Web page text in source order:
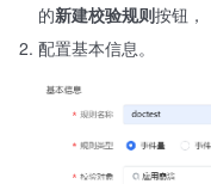
的新建校验规则按钮，
配置基本信息。